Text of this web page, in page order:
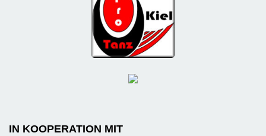
IN KOOPERATION MIT